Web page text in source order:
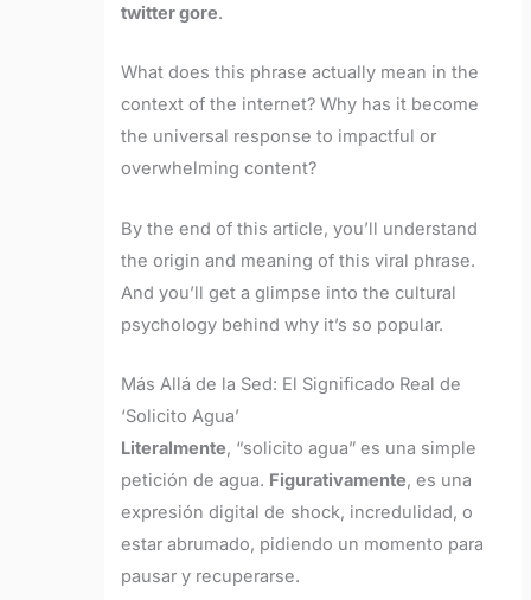
twitter gore.
What does this phrase actually mean in the
context of the internet? Why has it become
the universal response to impactful or
overwhelming content?
By the end of this article, you’ll understand
the origin and meaning of this viral phrase.
And you’ll get a glimpse into the cultural
psychology behind why it’s so popular.
Más Allá de la Sed: El Significado Real de
‘Solicito Agua’
Literalmente, “solicito agua” es una simple
petición de agua. Figurativamente, es una
expresión digital de shock, incredulidad, o
estar abrumado, pidiendo un momento para
pausar y recuperarse.